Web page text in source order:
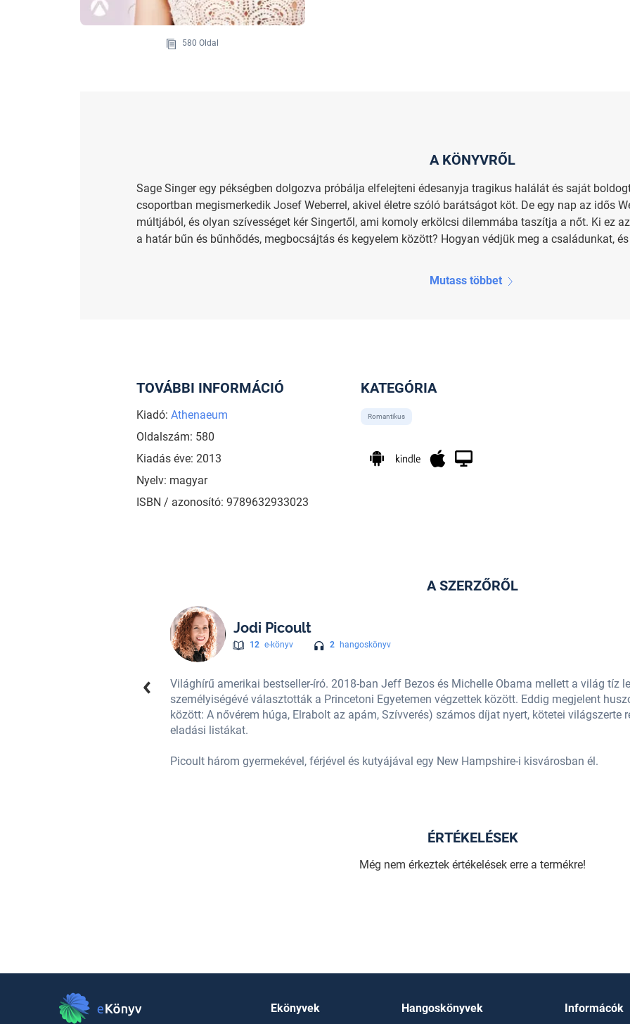
580 Oldal
A KÖNYVRŐL
Sage Singer egy pékségben dolgozva próbálja elfelejteni édesanyja tragikus halálát és saját
csoportban megismerkedik Josef Weberrel, akivel életre szóló barátságot köt. De egy nap az idős
múltjából, és olyan szívességet kér Singertől, ami komoly erkölcsi dilemmába taszítja a nőt. Ki ez
a határ bűn és bűnhődés, megbocsájtás és kegyelem között? Hogyan védjük meg a családunkat,
Mutass többet
TOVÁBBI INFORMÁCIÓ
Kiadó: Athenaeum
Oldalszám: 580
Kiadás éve: 2013
Nyelv: magyar
ISBN / azonosító: 9789632933023
KATEGÓRIA
Romantikus
A SZERZŐRŐL
Jodi Picoult
12 e-könyv 2 hangoskönyv
Világhírű amerikai bestseller-író. 2018-ban Jeff Bezos és Michelle Obama mellett a világ tíz
személyiségévé választották a Princetoni Egyetemen végzettek között. Eddig megjelent
között: A nővérem húga, Elrabolt az apám, Szívverés) számos díjat nyert, kötetei világszerte
eladási listákat.
Picoult három gyermekével, férjével és kutyájával egy New Hampshire-i kisvárosban él.
ÉRTÉKELÉSEK
Még nem érkeztek értékelések erre a termékre!
Ekönyvek Hangoskönyvek Informácók